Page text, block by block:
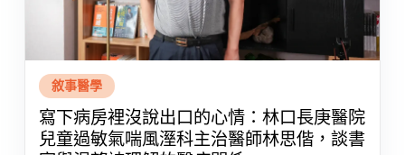
敘事醫學
寫下病房裡沒說出口的心情：林口長庚醫院
兒童過敏氣喘風溼科主治醫師林思偕，談書